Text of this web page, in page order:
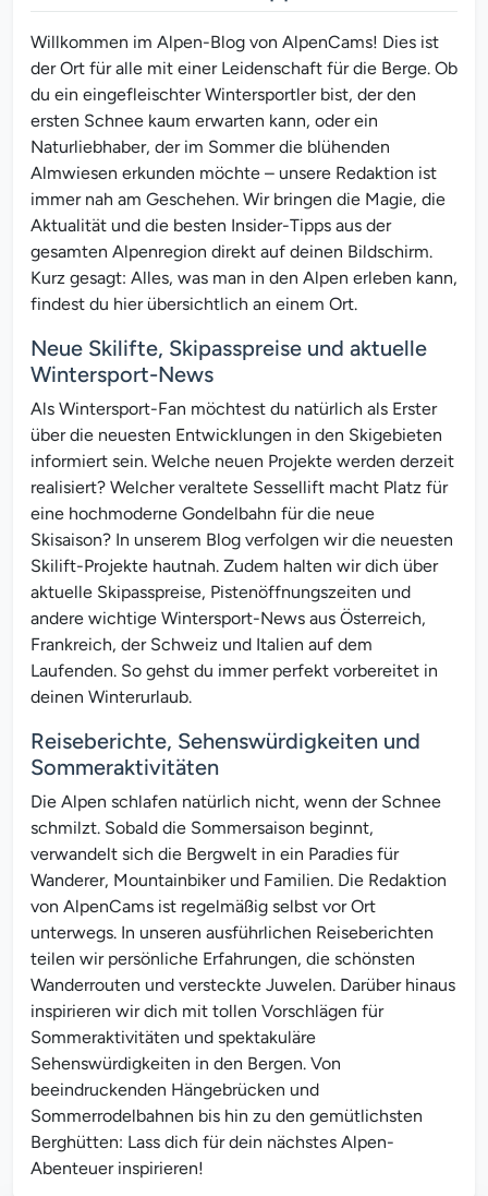
Willkommen im Alpen-Blog von AlpenCams! Dies ist
der Ort für alle mit einer Leidenschaft für die Berge. Ob
du ein eingefleischter Wintersportler bist, der den
ersten Schnee kaum erwarten kann, oder ein
Naturliebhaber, der im Sommer die blühenden
Almwiesen erkunden möchte – unsere Redaktion ist
immer nah am Geschehen. Wir bringen die Magie, die
Aktualität und die besten Insider-Tipps aus der
gesamten Alpenregion direkt auf deinen Bildschirm.
Kurz gesagt: Alles, was man in den Alpen erleben kann,
findest du hier übersichtlich an einem Ort.
Neue Skilifte, Skipasspreise und aktuelle
Wintersport-News
Als Wintersport-Fan möchtest du natürlich als Erster
über die neuesten Entwicklungen in den Skigebieten
informiert sein. Welche neuen Projekte werden derzeit
realisiert? Welcher veraltete Sessellift macht Platz für
eine hochmoderne Gondelbahn für die neue
Skisaison? In unserem Blog verfolgen wir die neuesten
Skilift-Projekte hautnah. Zudem halten wir dich über
aktuelle Skipasspreise, Pistenöffnungszeiten und
andere wichtige Wintersport-News aus Österreich,
Frankreich, der Schweiz und Italien auf dem
Laufenden. So gehst du immer perfekt vorbereitet in
deinen Winterurlaub.
Reiseberichte, Sehenswürdigkeiten und
Sommeraktivitäten
Die Alpen schlafen natürlich nicht, wenn der Schnee
schmilzt. Sobald die Sommersaison beginnt,
verwandelt sich die Bergwelt in ein Paradies für
Wanderer, Mountainbiker und Familien. Die Redaktion
von AlpenCams ist regelmäßig selbst vor Ort
unterwegs. In unseren ausführlichen Reiseberichten
teilen wir persönliche Erfahrungen, die schönsten
Wanderrouten und versteckte Juwelen. Darüber hinaus
inspirieren wir dich mit tollen Vorschlägen für
Sommeraktivitäten und spektakuläre
Sehenswürdigkeiten in den Bergen. Von
beeindruckenden Hängebrücken und
Sommerrodelbahnen bis hin zu den gemütlichsten
Berghütten: Lass dich für dein nächstes Alpen-
Abenteuer inspirieren!